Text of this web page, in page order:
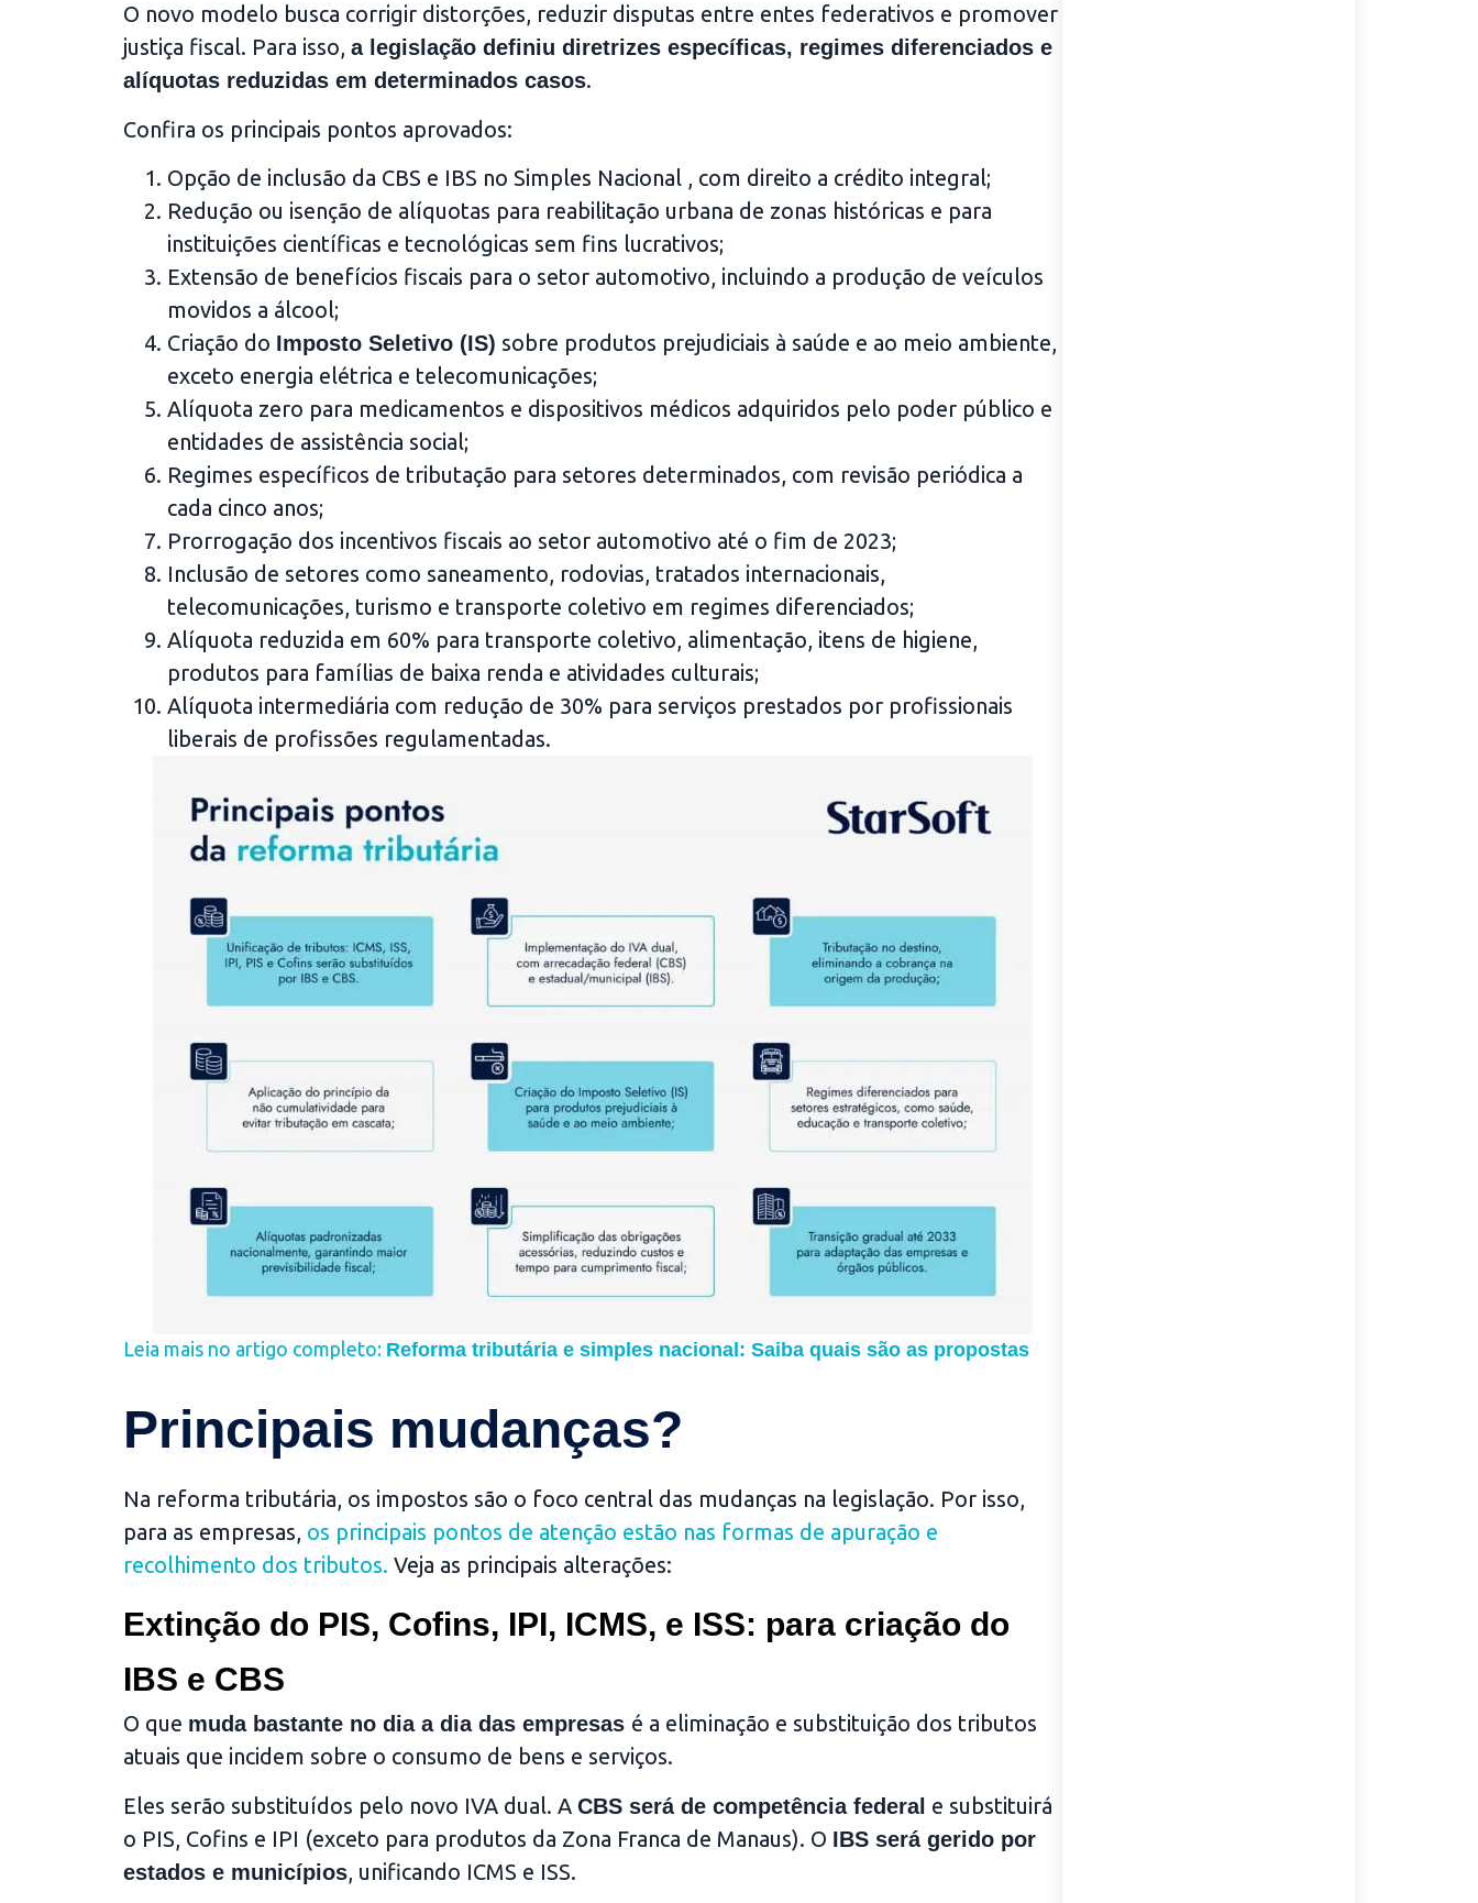
O novo modelo busca corrigir distorções, reduzir disputas entre entes federativos e promover
justiça fiscal. Para isso, a legislação definiu diretrizes específicas, regimes diferenciados e
alíquotas reduzidas em determinados casos.
Confira os principais pontos aprovados:
Opção de inclusão da CBS e IBS no Simples Nacional , com direito a crédito integral;
Redução ou isenção de alíquotas para reabilitação urbana de zonas históricas e para
instituições científicas e tecnológicas sem fins lucrativos;
Extensão de benefícios fiscais para o setor automotivo, incluindo a produção de veículos
movidos a álcool;
Criação do Imposto Seletivo (IS) sobre produtos prejudiciais à saúde e ao meio ambiente,
exceto energia elétrica e telecomunicações;
Alíquota zero para medicamentos e dispositivos médicos adquiridos pelo poder público e
entidades de assistência social;
Regimes específicos de tributação para setores determinados, com revisão periódica a
cada cinco anos;
Prorrogação dos incentivos fiscais ao setor automotivo até o fim de 2023;
Inclusão de setores como saneamento, rodovias, tratados internacionais,
telecomunicações, turismo e transporte coletivo em regimes diferenciados;
Alíquota reduzida em 60% para transporte coletivo, alimentação, itens de higiene,
produtos para famílias de baixa renda e atividades culturais;
Alíquota intermediária com redução de 30% para serviços prestados por profissionais
liberais de profissões regulamentadas.
Leia mais no artigo completo: Reforma tributária e simples nacional: Saiba quais são as propostas
Principais mudanças?
Na reforma tributária, os impostos são o foco central das mudanças na legislação. Por isso,
para as empresas, os principais pontos de atenção estão nas formas de apuração e
recolhimento dos tributos. Veja as principais alterações:
Extinção do PIS, Cofins, IPI, ICMS, e ISS: para criação do
IBS e CBS
O que muda bastante no dia a dia das empresas é a eliminação e substituição dos tributos
atuais que incidem sobre o consumo de bens e serviços.
Eles serão substituídos pelo novo IVA dual. A CBS será de competência federal e substituirá
o PIS, Cofins e IPI (exceto para produtos da Zona Franca de Manaus). O IBS será gerido por
estados e municípios, unificando ICMS e ISS.